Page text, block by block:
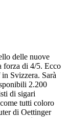
delle nuove
forza di 4/5. Ecco
Svizzera. Sarà
2.200
di sigari
tutti coloro
di Oettinger